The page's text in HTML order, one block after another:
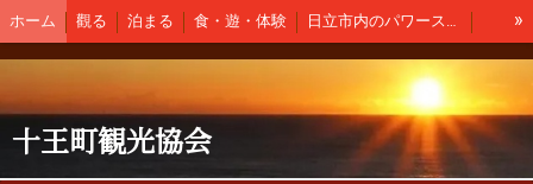
ホーム 觀る 泊まる 食・遊・体験 日立市内のパワースポット
土産・地酒・ゴルフ 交通・公共施設・医療関係 新着情報
観光協会会員 アクセス
»
十王町観光協会